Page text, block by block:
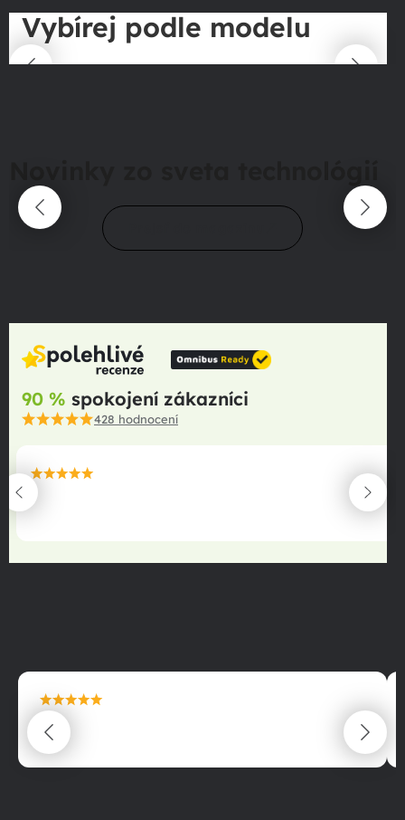
Vybírej podle modelu
90 % spokojení zákazníci
428 hodnocení
maximální spokojenost
22.06.2025
maximální spokojenost
22.06.2025